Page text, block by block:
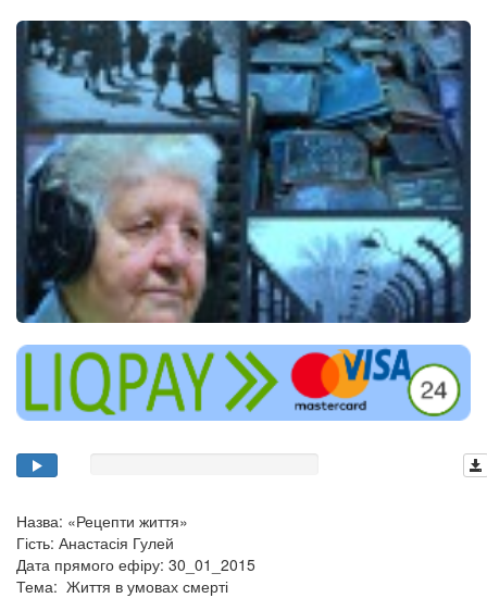
Назва: «Рецепти життя»
Гість: Анастасія Гулей
Дата прямого ефіру: 30_01_2015
Тема: Життя в умовах смерті